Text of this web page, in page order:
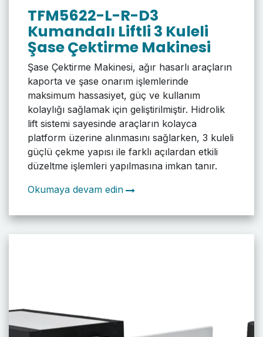
TFM5622-L-R-D3
Kumandalı Liftli 3 Kuleli
Şase Çektirme Makinesi
Şase Çektirme Makinesi, ağır hasarlı araçların
kaporta ve şase onarım işlemlerinde
maksimum hassasiyet, güç ve kullanım
kolaylığı sağlamak için geliştirilmiştir. Hidrolik
lift sistemi sayesinde araçların kolayca
platform üzerine alınmasını sağlarken, 3 kuleli
güçlü çekme yapısı ile farklı açılardan etkili
düzeltme işlemleri yapılmasına imkan tanır.
Okumaya devam edin